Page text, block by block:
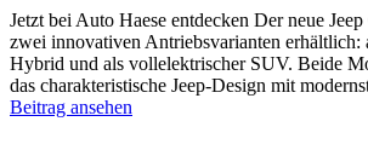
Jetzt bei Auto Haese entdecken Der neue
zwei innovativen Antriebsvarianten erhältlich:
Hybrid und als vollelektrischer SUV. Beide
das charakteristische Jeep-Design mit
Beitrag ansehen